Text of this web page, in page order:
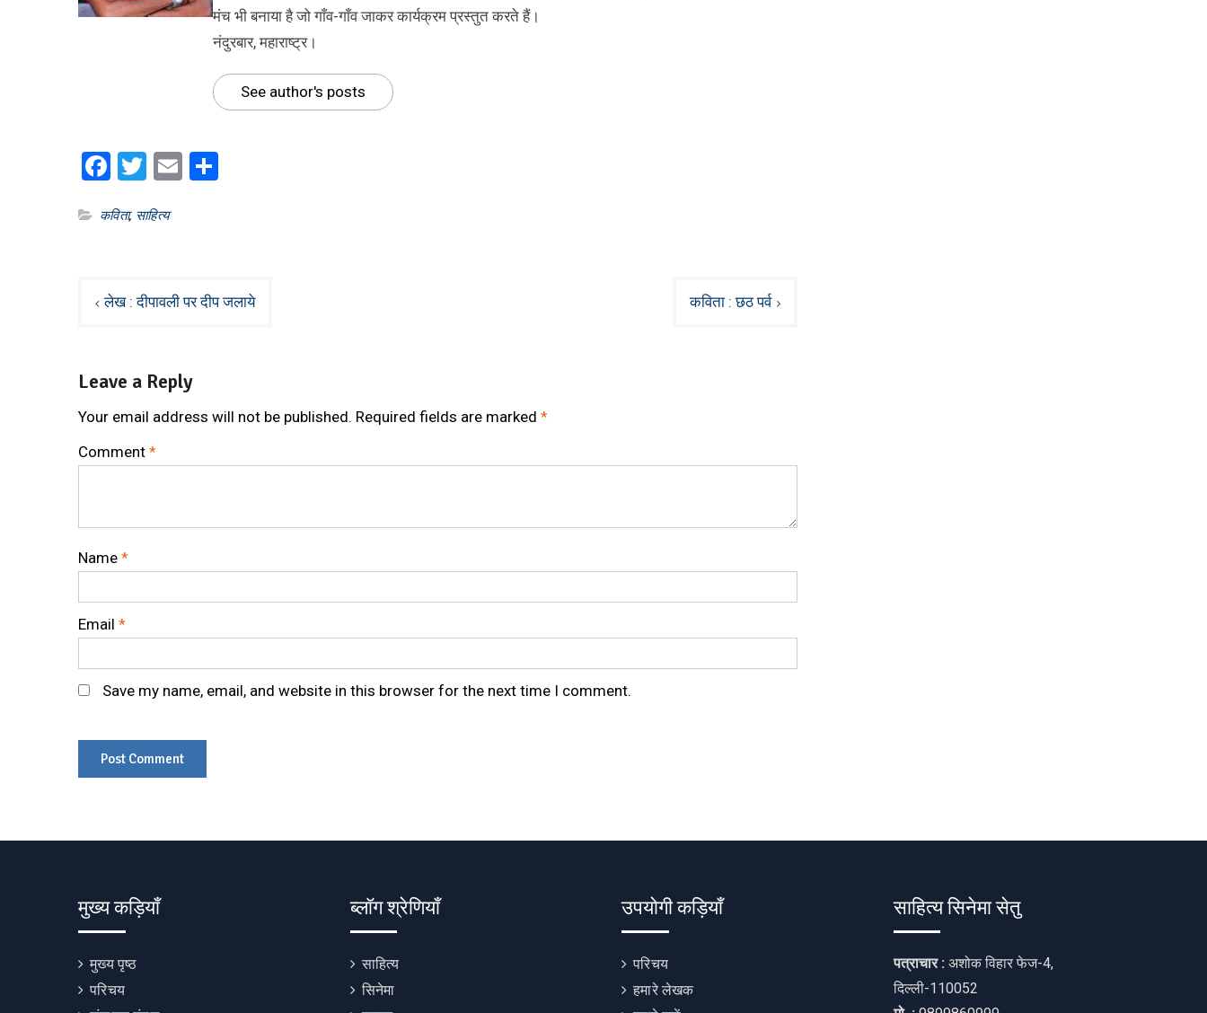
मंच भी बनाया है जो गाँव-गाँव जाकर कार्यक्रम प्रस्तुत करते हैं।
नंदुरबार, महाराष्ट्र।
See author's posts
Facebook
Twitter
Email
कविता, साहित्य
Postलेख : दीपावली पर दीप जलाये कविता : छठ पर्व
Leave a Reply
Your email address will not be published. Required fields are marked *
Comment *
Name *
Email *
Save my name, email, and website in this browser for the next time I comment.
मुख्य कड़ियाँ
मुख्य पृष्ठ
परिचय
ब्लॉग श्रेणियाँ
साहित्य
सिनेमा
उपयोगी कड़ियाँ
परिचय
हमारे लेखक
साहित्य सिनेमा सेतु
पत्राचार : अशोक विहार फेज-4,
दिल्ली-110052